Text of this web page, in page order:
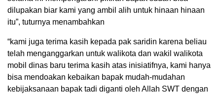
dilupakan biar kami yang ambil alih untuk hinaan hinaan
itu”, tuturnya menambahkan
“kami juga terima kasih kepada pak saridin karena beliau
telah menganggarkan untuk walikota dan wakil walikota
mobil dinas baru terima kasih atas inisiatifnya, kami hanya
bisa mendoakan kebaikan bapak mudah-mudahan
kebijaksanaan bapak tadi diganti oleh Allah SWT dengan